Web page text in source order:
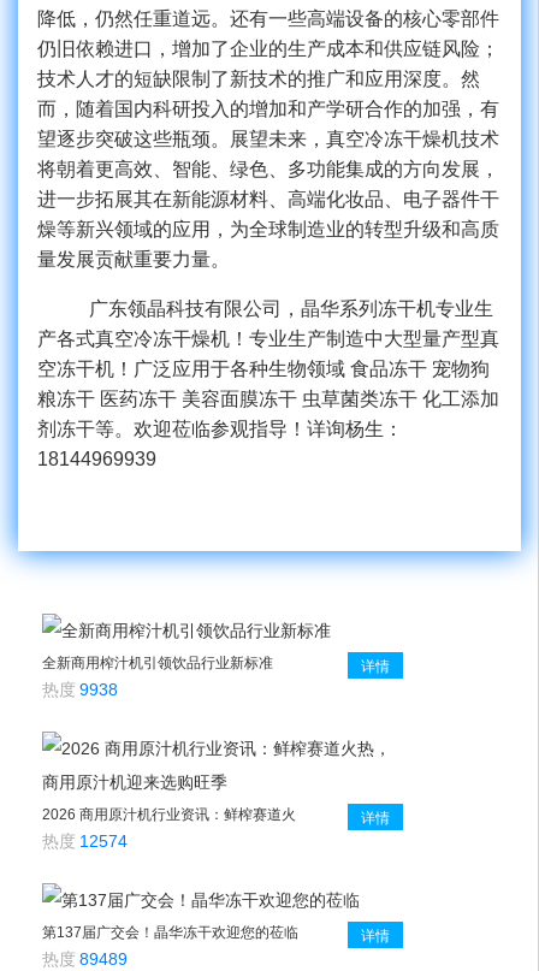
降低，仍然任重道远。还有一些高端设备的核心零部件
仍旧依赖进口，增加了企业的生产成本和供应链风险；
技术人才的短缺限制了新技术的推广和应用深度。然
而，随着国内科研投入的增加和产学研合作的加强，有
望逐步突破这些瓶颈。展望未来，真空冷冻干燥机技术
将朝着更高效、智能、绿色、多功能集成的方向发展，
进一步拓展其在新能源材料、高端化妆品、电子器件干
燥等新兴领域的应用，为全球制造业的转型升级和高质
量发展贡献重要力量。
广东领晶科技有限公司，晶华系列冻干机专业生
产各式真空冷冻干燥机！专业生产制造中大型量产型真
空冻干机！广泛应用于各种生物领域 食品冻干 宠物狗
粮冻干 医药冻干 美容面膜冻干 虫草菌类冻干 化工添加
剂冻干等。欢迎莅临参观指导！详询杨生：
18144969939
详情
全新商用榨汁机引领饮品行业新标准
热度 9938
详情
2026 商用原汁机行业资讯：鲜榨赛道火
热，商用原汁机迎来选购旺季
热度 12574
详情
第137届广交会！晶华冻干欢迎您的莅临
热度 89489